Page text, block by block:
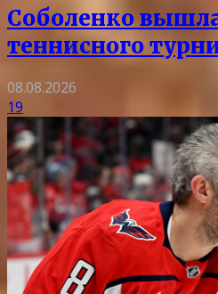
Соболенко
теннисного
08.08.2026
19